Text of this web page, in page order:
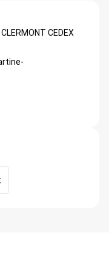
CLERMONT CEDEX